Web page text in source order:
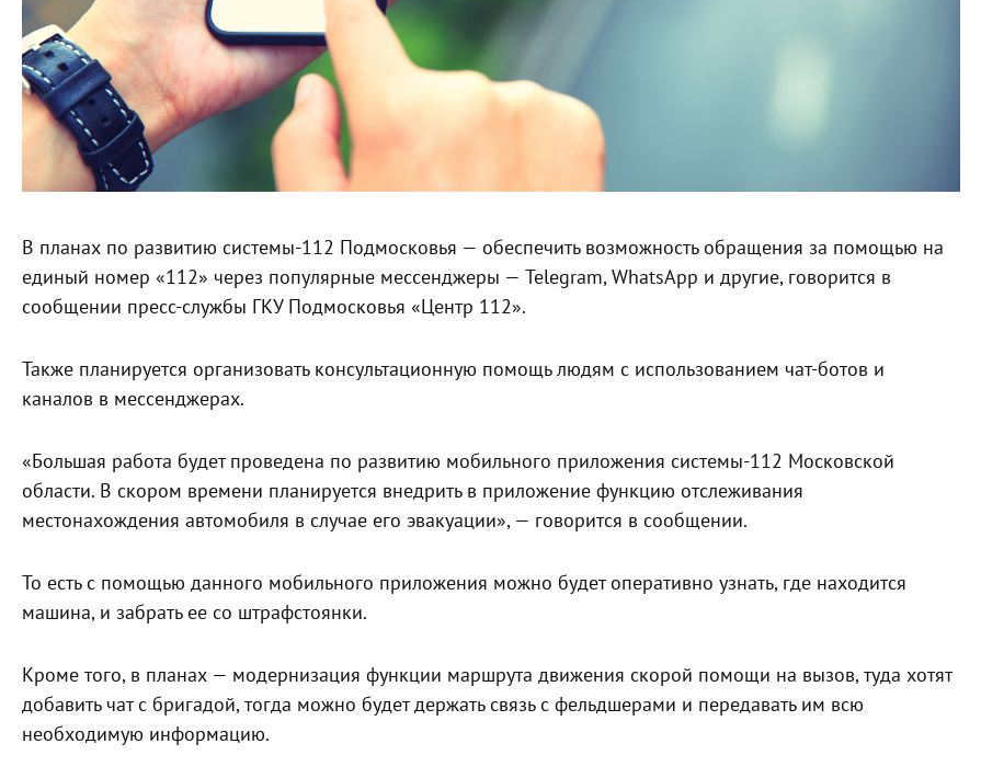
В планах по развитию системы-112 Подмосковья — обеспечить возможность обращения за помощью на
единый номер «112» через популярные мессенджеры — Telegram, WhatsApp и другие, говорится в
сообщении пресс-службы ГКУ Подмосковья «Центр 112».
Также планируется организовать консультационную помощь людям с использованием чат-ботов и
каналов в мессенджерах.
«Большая работа будет проведена по развитию мобильного приложения системы-112 Московской
области. В скором времени планируется внедрить в приложение функцию отслеживания
местонахождения автомобиля в случае его эвакуации», — говорится в сообщении.
То есть с помощью данного мобильного приложения можно будет оперативно узнать, где находится
машина, и забрать ее со штрафстоянки.
Кроме того, в планах — модернизация функции маршрута движения скорой помощи на вызов, туда хотят
добавить чат с бригадой, тогда можно будет держать связь с фельдшерами и передавать им всю
необходимую информацию.